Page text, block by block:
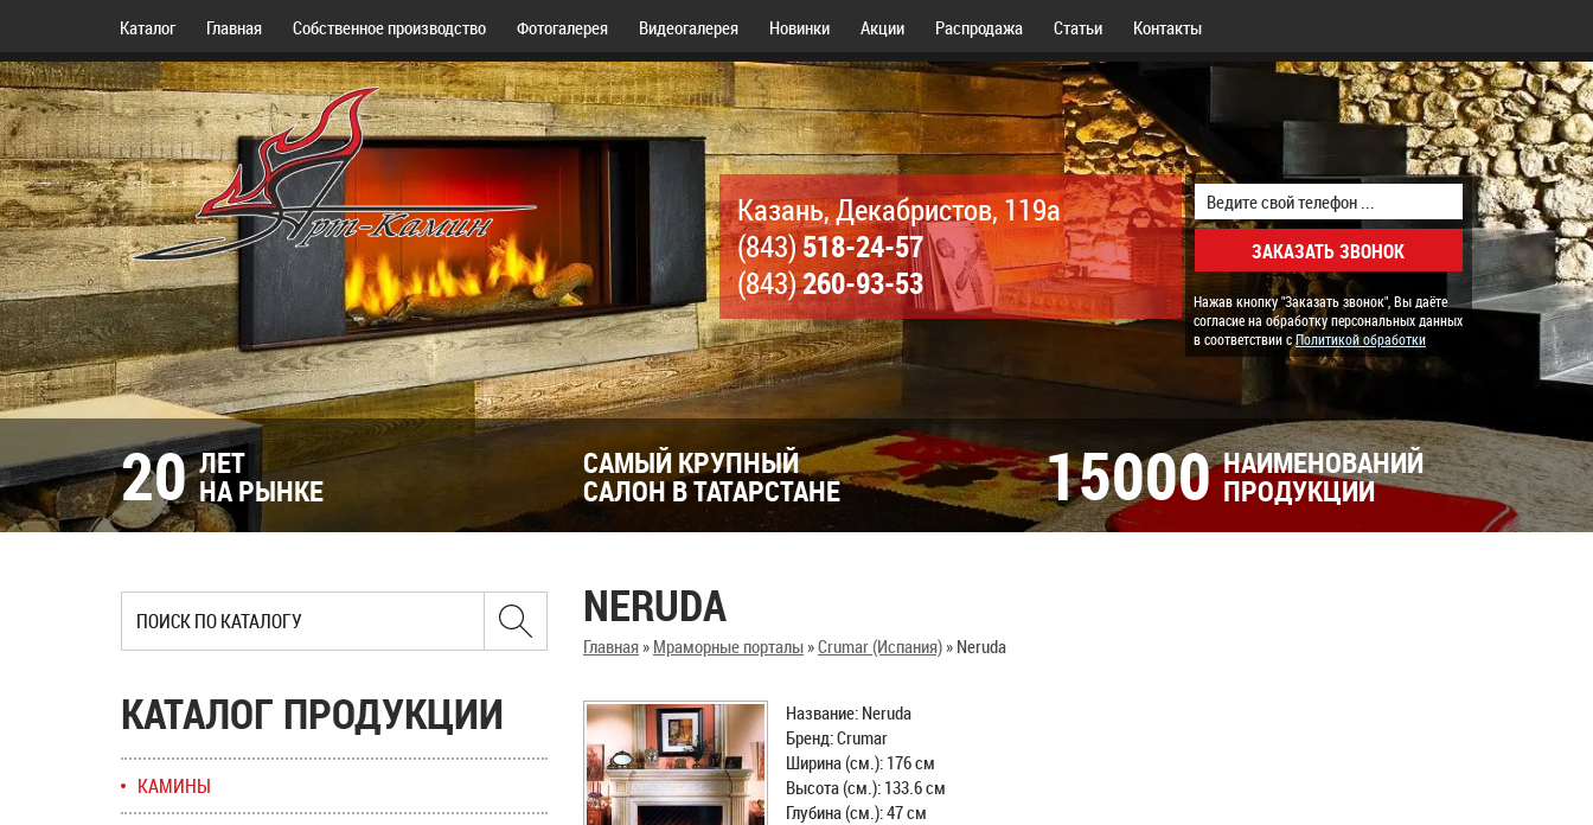
Каталог Главная Собственное производство Фотогалерея Видеогалерея Новинки Акции Распродажа Статьи Контакты
Казань, Декабристов, 119а
(843)518-24-57
(843)260-93-53
Нажав кнопку "Заказать звонок", Вы даёте
согласие на обработку персональных данных
в соответствии сПолитикой обработки
20 ЛЕТ
НА РЫНКЕ
САМЫЙ КРУПНЫЙ
САЛОН В ТАТАРСТАНЕ 15000 НАИМЕНОВАНИЙ
ПРОДУКЦИИ
NERUDA
Главная» Мраморные порталы»Crumar (Испания)» Neruda
Название: Neruda
Бренд: Crumar
Ширина (см.): 176 см
Высота (см.): 133.6 см
Глубина (см.): 47 см
КАТАЛОГ ПРОДУКЦИИ
КАМИНЫ